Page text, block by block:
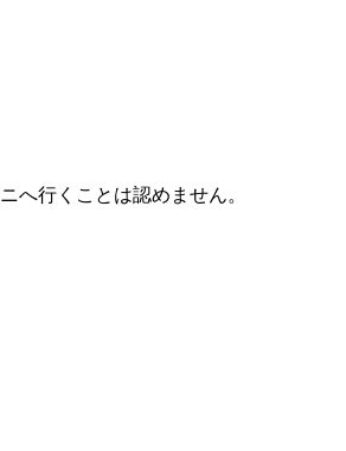
へ行くことは認めません。